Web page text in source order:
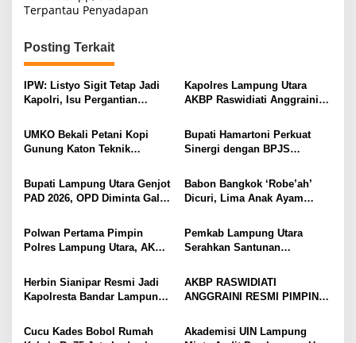
i
a
s
i
o
Terpantau Penyadapan
Posting Terkait
IPW: Listyo Sigit Tetap Jadi
Kapolri, Isu Pergantian
Kawanan Febrie Adriansyah
Kapolres Lampung Utara
AKBP Raswidiati Anggraini
Tokoh Masyarakat dan Adat
Perkuat Kamtibmas
UMKO Bekali Petani Kopi
Gunung Katon Teknik
Jual Hasil Panen Meningkat
Bupati Hamartoni Perkuat
Sinergi dengan BPJS
Kesehatan Makin Cepat dan
Mudah
Bupati Lampung Utara Genjot
PAD 2026, OPD Diminta Gali
hingga Optimalkan PBB-P2
Babon Bangkok ‘Robe’ah’
Dicuri, Lima Anak Ayam
Gang Jalaba Kotabumi Heboh
Polwan Pertama Pimpin
Polres Lampung Utara, AKBP
Pedang Pora
Pemkab Lampung Utara
Serahkan Santunan
Korban Kebakaran
Herbin Sianipar Resmi Jadi
Kapolresta Bandar Lampung,
Prioritas
AKBP RASWIDIATI
ANGGRAINI RESMI PIMPIN
BAWA KOMITMEN PERKUAT
KAMTIBMAS DAN
Cucu Kades Bobol Rumah
Akademisi UIN Lampung